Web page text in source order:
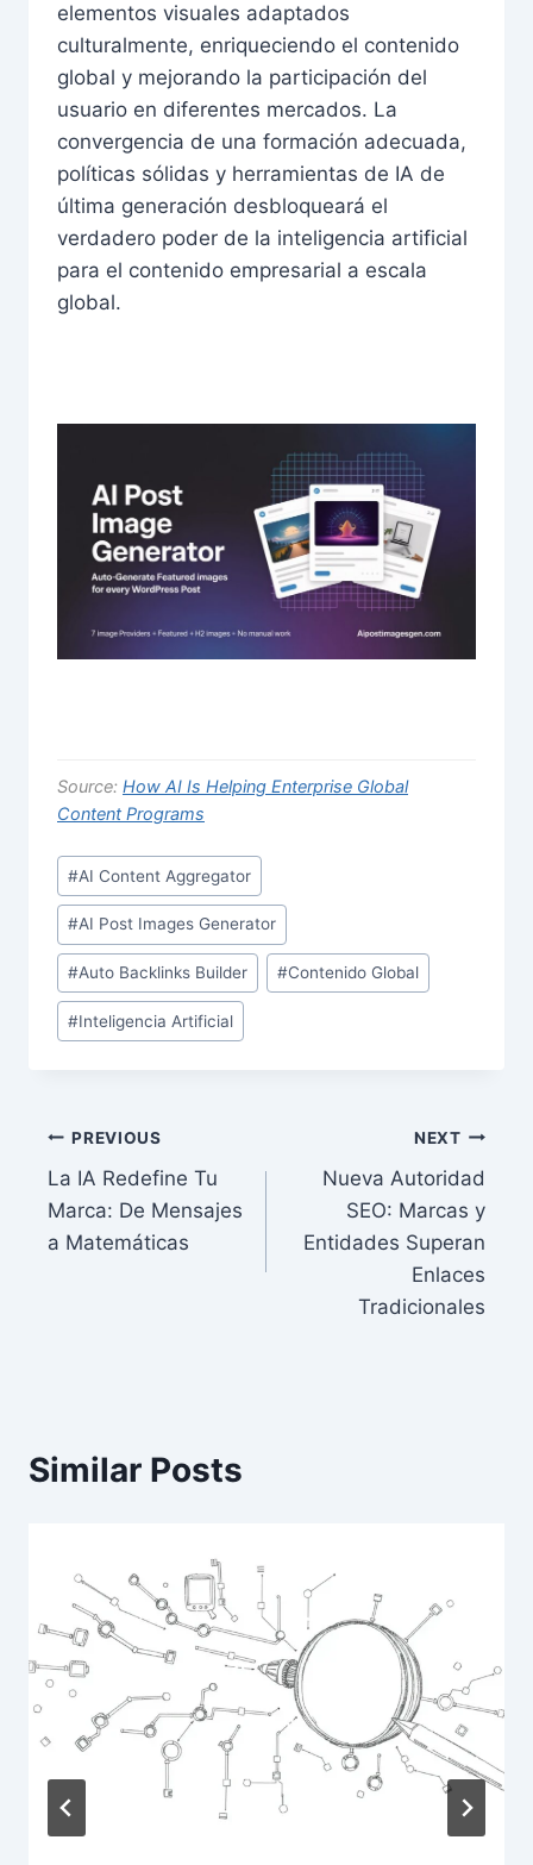
elementos visuales adaptados
culturalmente, enriqueciendo el contenido
global y mejorando la participación del
usuario en diferentes mercados. La
convergencia de una formación adecuada,
políticas sólidas y herramientas de IA de
última generación desbloqueará el
verdadero poder de la inteligencia artificial
para el contenido empresarial a escala
global.
Source: How AI Is Helping Enterprise Global
Content Programs
Post
Tags:
#AI Content Aggregator
#AI Post Images Generator
#Auto Backlinks Builder #Contenido Global
#Inteligencia Artificial
Post
navigation
PREVIOUS
La IA Redefine Tu
Marca: De Mensajes
a Matemáticas
NEXT
Nueva Autoridad
SEO: Marcas y
Entidades Superan
Enlaces
Tradicionales
Similar Posts